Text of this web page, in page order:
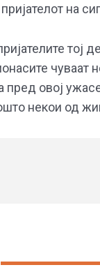
на
тој
пред овој
некои од